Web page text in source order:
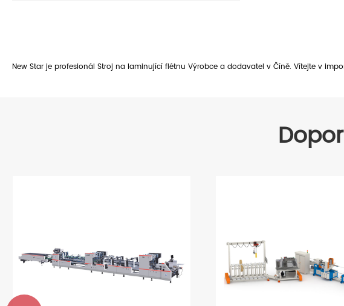
New Star je profesionál Stroj na laminující flétnu Výrobce a dodavatel v Číně. Vítejte v